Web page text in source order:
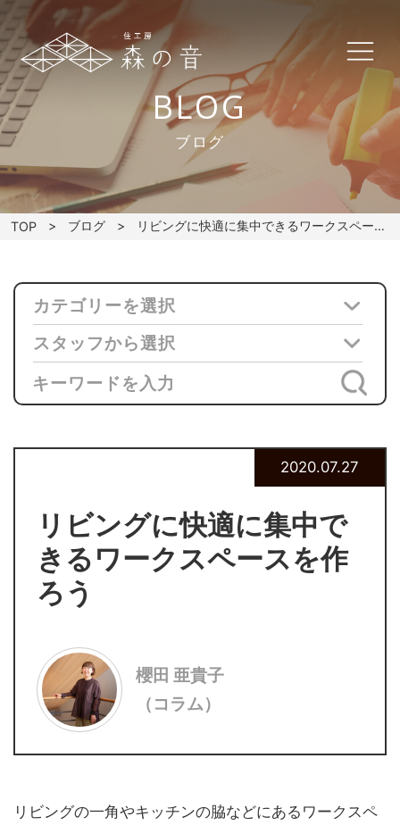
BLOG
ブログ
TOP ブログ リビングに快適に集中できるワークスペースを作ろう
リビングに快適に集中で
きるワークスペースを作
ろう
2020.07.27
櫻田 亜貴子
（コラム）
リビングの一角やキッチンの脇などにあるワークスペ